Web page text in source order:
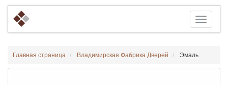
Главная страница Владимирская Фабрика Дверей Эмаль